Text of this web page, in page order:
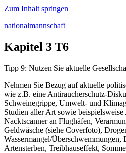
Zum Inhalt springen
nationalmannschaft
Kapitel 3 T6
Tipp 9: Nutzen Sie aktuelle
Nehmen Sie Bezug auf aktuelle
wie z.B. eine Antiraucherschutz-
Schweinegrippe, Umwelt- und
Studien aller Art sowie
Nacktscanner an Flughäfen,
Geldwäsche (siehe Coverfoto),
Wassermangel/Überschwemmungen,
Artensterben, Treibhauseffekt,